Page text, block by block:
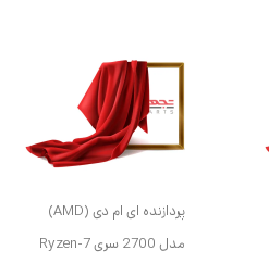
پردازنده ای ام دی (AMD)
مدل 2700 سری Ryzen-7